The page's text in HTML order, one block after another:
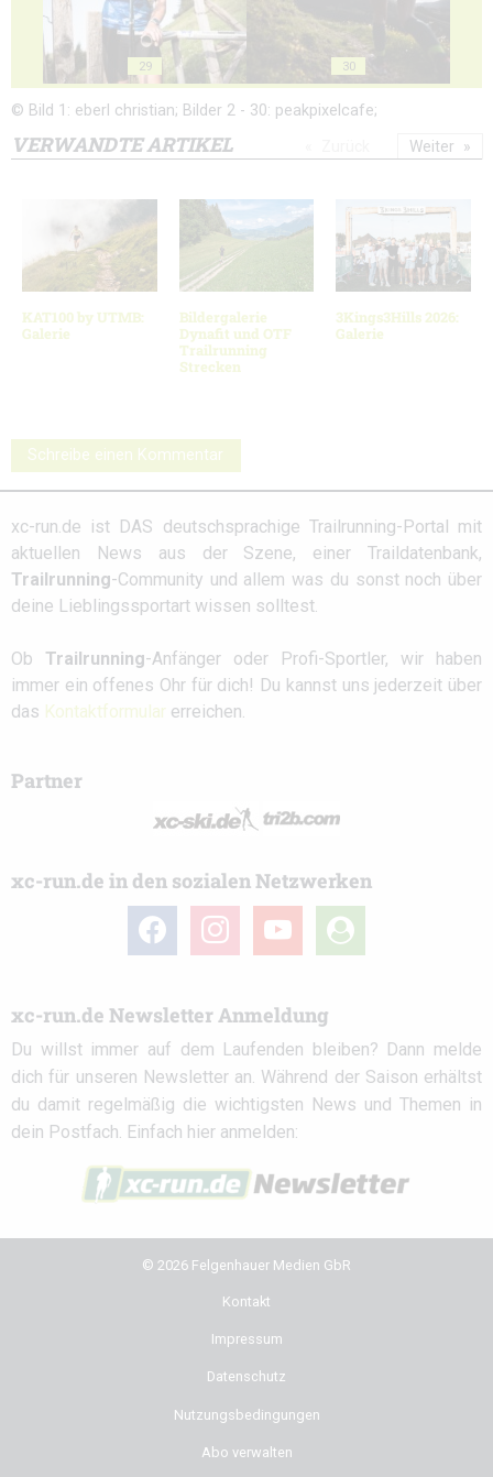
29 30
© Bild 1: eberl christian; Bilder 2 - 30: peakpixelcafe;
VERWANDTE ARTIKEL
KAT100 by UTMB:
Galerie
Bildergalerie
Dynafit und OTF
Trailrunning
Strecken
3Kings3Hills 2026:
Galerie
Weiter
Schreibe einen Kommentar
xc-run.de ist DAS deutschsprachige Trailrunning-Portal mit
aktuellen News aus der Szene, einer Traildatenbank,
Trailrunning-Community und allem was du sonst noch über
deine Lieblingssportart wissen solltest.
Ob Trailrunning-Anfänger oder Profi-Sportler, wir haben
immer ein offenes Ohr für dich! Du kannst uns jederzeit über
das Kontaktformular erreichen.
Partner
xc-run.de in den sozialen Netzwerken
facebook instagramyoutube
user-
circle
xc-run.de Newsletter Anmeldung
Du willst immer auf dem Laufenden bleiben? Dann melde
dich für unseren Newsletter an. Während der Saison erhältst
du damit regelmäßig die wichtigsten News und Themen in
dein Postfach. Einfach hier anmelden:
© 2026 Felgenhauer Medien GbR
Kontakt
Impressum
Datenschutz
Nutzungsbedingungen
Abo verwalten